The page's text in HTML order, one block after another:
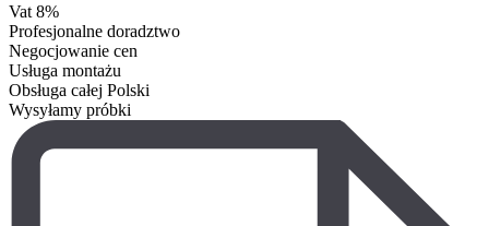
Vat 8%
Profesjonalne doradztwo
Negocjowanie cen
Usługa montażu
Obsługa całej Polski
Wysyłamy próbki